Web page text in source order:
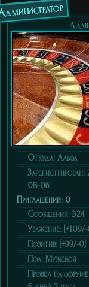
Откуда: Альфа
Зарегистрирован:
08-06
Приглашений: 0
Сообщений: 324
Уважение: [+109/-
Позитив: [+99/-0]
Пол: Мужской
Провел на